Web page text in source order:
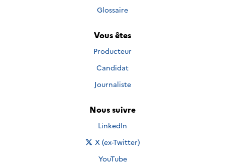
Glossaire
Vous êtes
Producteur
Candidat
Journaliste
Nous suivre
Nous suivre sur
LinkedIn
Nous suivre sur
X (ex-Twitter)
Nous suivre sur
YouTube